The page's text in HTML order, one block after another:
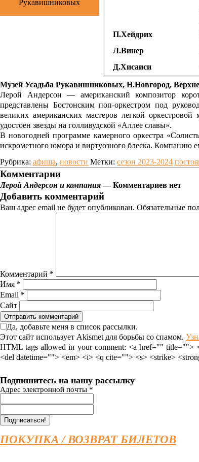
Рукавишниковых
П.Хейдрих
Л.Винер
Д.Хисаиси
Музей Усадьба Рукавишниковых, Н.Новгород,
Лерой Андерсон — американский композитор
представлены Бостонским поп-оркестром под
великих американских мастеров легкой
удостоен звезды на голливудской «Аллее славы».
В новогодней программе камерного оркестра
искрометного юмора и виртуозного блеска. Компанию
Рубрика: афиша, новости Метки: сезон 2023-2024
Комментарии
Лерой Андерсон и компания— Комментариев нет
Добавить комментарий
Ваш адрес email не будет опубликован. Обязательные
Комментарий *
Имя *
Email *
Сайт
Да, добавьте меня в список рассылки.
Этот сайт использует Akismet для борьбы со спамом.
HTML tags allowed in your comment: <a href=""
<del datetime=""> <em> <i> <q cite=""> <s> <strike>
Подпишитесь на нашу рассылку
Адрес электронной почты *
ПОКУПКА / ВОЗВРАТ БИЛЕТОВ